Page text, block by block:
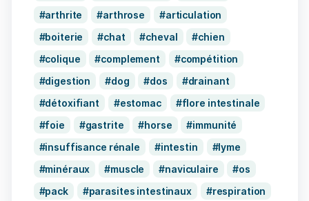
arthrite
arthrose
articulation
boiterie
chat cheval
chien
colique
complement
compétition
digestion
dog dos
drainant
détoxifiant
estomac
flore intestinale
foie
gastrite horse
immunité
insuffisance rénale
intestin
lyme
minéraux
muscle naviculaire
os
pack
parasites intestinaux
respiration